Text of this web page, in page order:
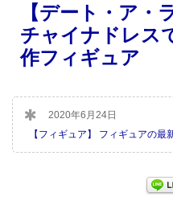
【デート・ア・
チャイナドレス
作フィギュア
2020年6月24日
【フィギュア】 フィギュアの